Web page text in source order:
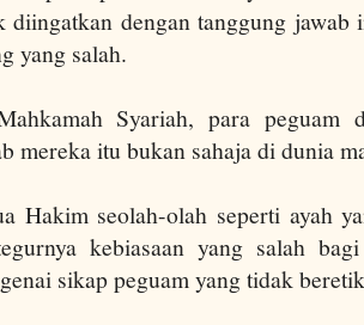
diingatkan dengan tanggung jawab
yang salah.
Syariah, para peguam
mereka itu bukan sahaja di dunia
Hakim seolah-olah seperti ayah
kebiasaan yang salah
sikap peguam yang tidak